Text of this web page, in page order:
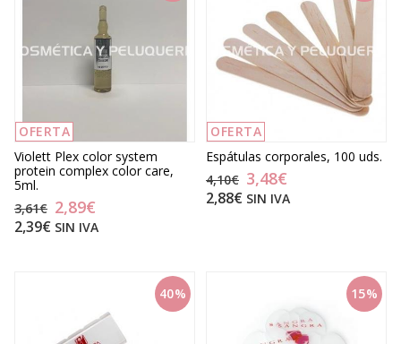
OFERTA
Violett Plex color system
protein complex color care,
5ml.
3,61€ 2,89€
2,39€ SIN IVA
OFERTA
Espátulas corporales, 100 uds.
4,10€ 3,48€
2,88€ SIN IVA
40% 15%